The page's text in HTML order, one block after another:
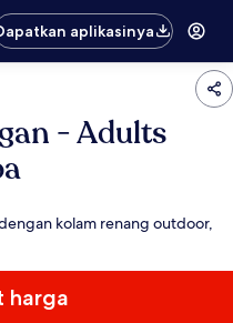
aplikasinya
- Adults
kolam renang outdoor,
harga